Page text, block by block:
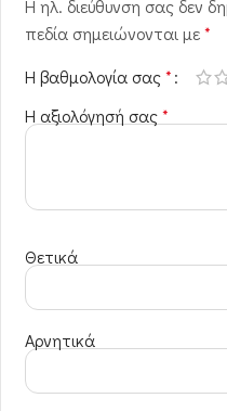
Η ηλ. διεύθυνση σας δεν
πεδία σημειώνονται με*
Η βαθμολογία σας*
Η αξιολόγησή σας*
Θετικά
Αρνητικά